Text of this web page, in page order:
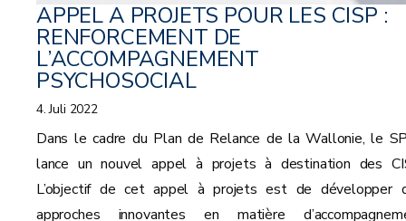
APPEL A PROJETS POUR LES CISP :
RENFORCEMENT DE
L’ACCOMPAGNEMENT
PSYCHOSOCIAL
4. Juli 2022
Dans le cadre du Plan de Relance de la Wallonie, le
lance un nouvel appel à projets à destination des
L’objectif de cet appel à projets est de développer
approches innovantes en matière